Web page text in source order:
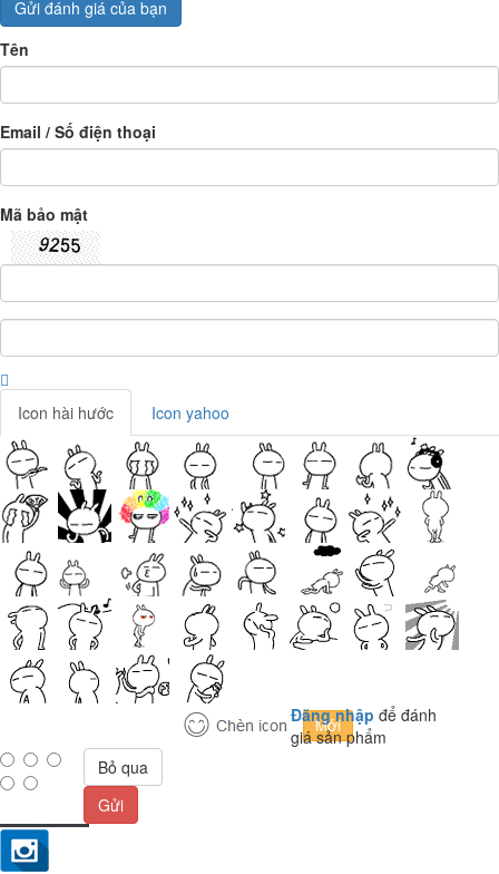
Gửi đánh giá của bạn
Tên
Email / Số điện thoại
Mã bảo mật
Icon hài hước Icon yahoo
Đăng nhập để đánh
giá sản phẩm
Bỏ qua
Gửi